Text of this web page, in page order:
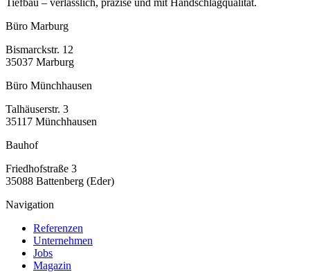
Tiefbau – verlässlich, präzise und mit Handschlagqualität.
Büro Marburg
Bismarckstr. 12
35037 Marburg
Büro Münchhausen
Talhäuserstr. 3
35117 Münchhausen
Bauhof
Friedhofstraße 3
35088 Battenberg (Eder)
Navigation
Referenzen
Unternehmen
Jobs
Magazin